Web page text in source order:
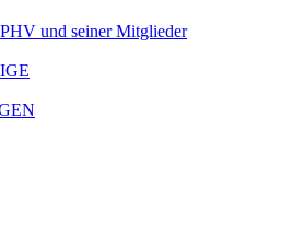
und seiner Mitglieder